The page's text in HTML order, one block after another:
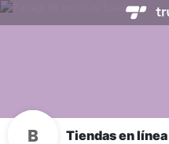
Tiendas en